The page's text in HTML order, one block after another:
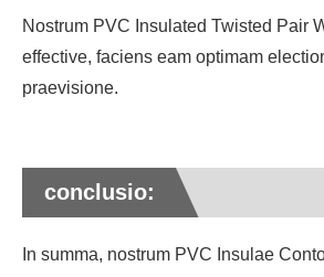
Nostrum PVC Insulated Twisted Pair
effective, faciens eam optimam
praevisione.
conclusio:
In summa, nostrum PVC Insulae